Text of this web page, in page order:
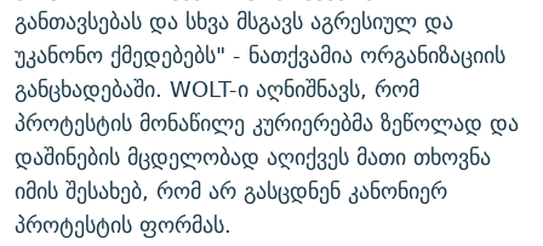
განთავსებას და სხვა მსგავს აგრესიულ და
უკანონო ქმედებებს" - ნათქვამია ორგანიზაციის
განცხადებაში. WOLT-ი აღნიშნავს, რომ
პროტესტის მონაწილე კურიერებმა ზეწოლად და
დაშინების მცდელობად აღიქვეს მათი თხოვნა
იმის შესახებ, რომ არ გასცდნენ კანონიერ
პროტესტის ფორმას.